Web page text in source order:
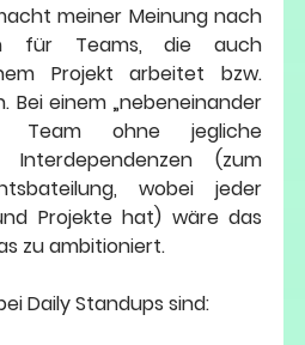
meiner Meinung nach
für Teams, die auch
Projekt arbeitet bzw.
Bei einem „nebeneinander
Team ohne jegliche
(zum
wobei jeder
Projekte hat) wäre das
zu ambitioniert.
Daily Standups sind: